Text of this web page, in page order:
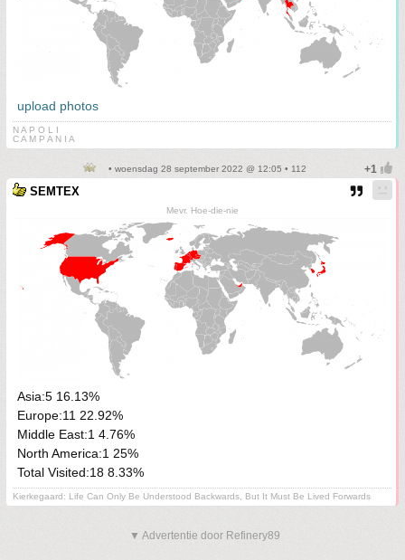
upload photos
N A P O L I
C A M P A N I A
• woensdag 28 september 2022 @ 12:05 • 112
SEMTEX
Mevr. Hoe-die-nie
Asia:5 16.13%
Europe:11 22.92%
Middle East:1 4.76%
North America:1 25%
Total Visited:18 8.33%
Kierkegaard: Life Can Only Be Understood Backwards, But It Must Be Lived Forwards
▼ Advertentie door Refinery89